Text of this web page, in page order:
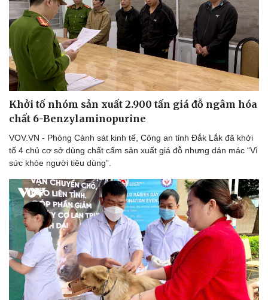
Doanh nghiệp
Thông tin doanh nghiệp
Doanh nghiệp 24h
Doanh nhân
Vì cộng đồng
Công nghệ
Sành điệu
Tin Công nghệ
Trải nghiệm
Chuyển đổi số
Khởi tố nhóm sản xuất 2.900 tấn giá đỗ ngâm hóa
chất 6-Benzylaminopurine
VOV.VN - Phòng Cảnh sát kinh tế, Công an tỉnh Đắk Lắk đã khởi
tố 4 chủ cơ sở dùng chất cấm sản xuất giá đỗ nhưng dán mác “Vì
sức khỏe người tiêu dùng”.